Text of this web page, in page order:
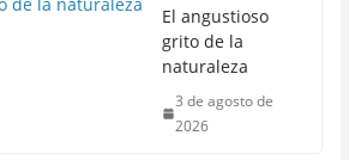
El angustioso
grito de la
naturaleza
3 de agosto de
2026